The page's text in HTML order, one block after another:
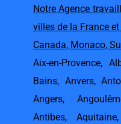
Notre Agence
villes de la France
Canada, Monaco,
Aix-en-Provence,
Bains, Anvers,
Angers,
Antibes, Aquitaine